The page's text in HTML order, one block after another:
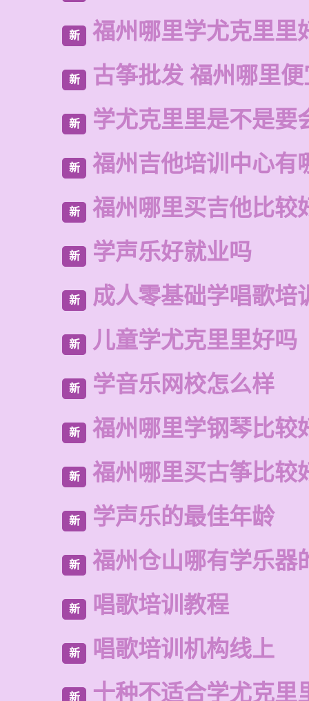
新 福州哪里学尤克里里
新 古筝批发 福州哪里
新 学尤克里里是不是要
新 福州吉他培训中心有
新 福州哪里买吉他比较
新 学声乐好就业吗
新 成人零基础学唱歌培
新 儿童学尤克里里好吗
新 学音乐网校怎么样
新 福州哪里学钢琴比较
新 福州哪里买古筝比较
新 学声乐的最佳年龄
新 福州仓山哪有学乐器
新 唱歌培训教程
新 唱歌培训机构线上
新 十种不适合学尤克里